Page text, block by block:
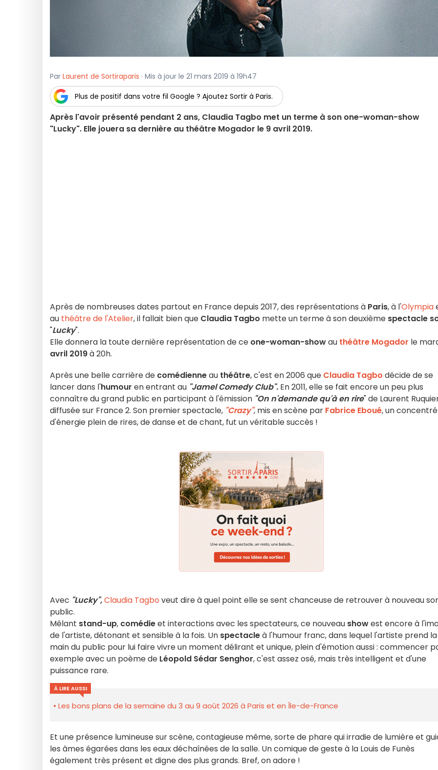
Par Laurent de Sortiraparis · Mis à jour le 21 mars 2019 à 19h47
Plus de positif dans votre fil Google ? Ajoutez Sortir à Paris.
Après l'avoir présenté pendant 2 ans, Claudia Tagbo met un terme à son one-woman-show
"Lucky". Elle jouera sa dernière au théâtre Mogador le 9 avril 2019.
Après de nombreuses dates partout en France depuis 2017, des représentations à Paris, à l'Olympia
au théâtre de l'Atelier, il fallait bien que Claudia Tagbo mette un terme à son deuxième spectacle
"Lucky".
Elle donnera la toute dernière représentation de ce one-woman-showau théâtre Mogador le
avril 2019à 20h.
Après une belle carrière de comédienneau théâtre, c'est en 2006 que Claudia Tagbo décide de se
lancer dans l'humour en entrant au "Jamel Comedy Club". En 2011, elle se fait encore un peu plus
connaître du grand public en participant à l'émission "On n'demande qu'à en rire" de Laurent
diffusée sur France 2. Son premier spectacle, "Crazy", mis en scène par Fabrice Eboué, un concentré
d'énergie plein de rires, de danse et de chant, fut un véritable succès !
Avec "Lucky",Claudia Tagbo veut dire à quel point elle se sent chanceuse de retrouver à nouveau
public.
Mêlant stand-up, comédieet interactions avec les spectateurs, ce nouveau showest encore à
de l'artiste, détonant et sensible à la fois. Un spectacleà l'humour franc, dans lequel l'artiste prend la
main du public pour lui faire vivre un moment délirant et unique, plein d'émotion aussi : commencer
exemple avec un poème de Léopold Sédar Senghor, c'est assez osé, mais très intelligent et d'une
puissance rare.
À LIRE AUSSI
Les bons plans de la semaine du 3 au 9 août 2026 à Paris et en Île-de-France
Et une présence lumineuse sur scène, contagieuse même, sorte de phare qui irradie de lumière et
les âmes égarées dans les eaux déchaînées de la salle. Un comique de geste à la Louis de Funès
également très présent et digne des plus grands. Bref, on adore !